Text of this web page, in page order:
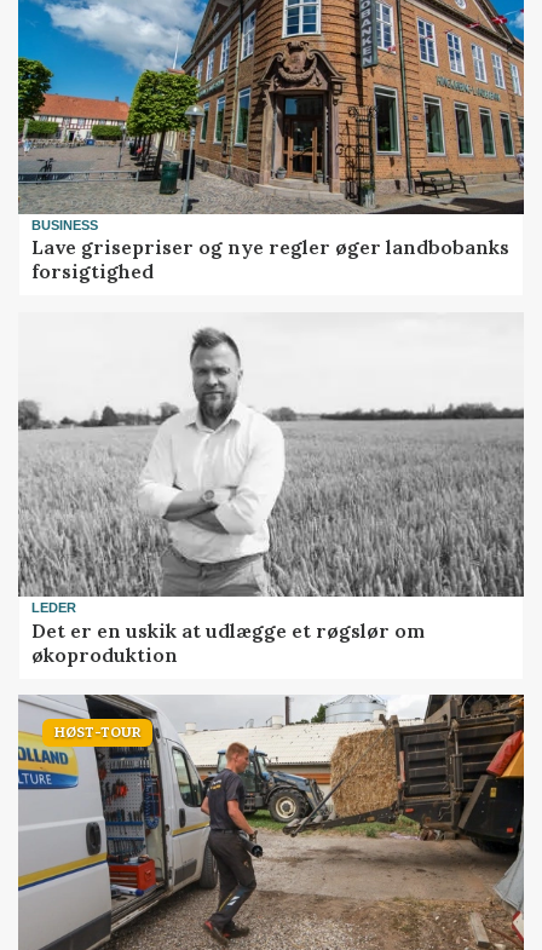
BUSINESS
Lave grisepriser og nye regler øger landbobanks
forsigtighed
LEDER
Det er en uskik at udlægge et røgslør om
økoproduktion
HØST-TOUR